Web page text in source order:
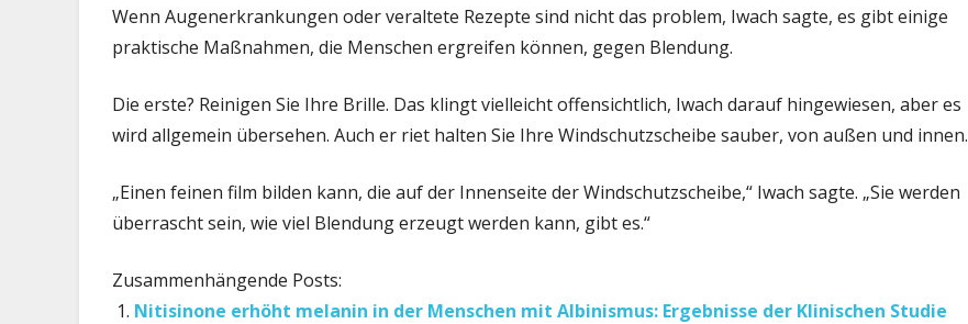
Wenn Augenerkrankungen oder veraltete Rezepte sind nicht das problem, Iwach sagte, es gibt einige
praktische Maßnahmen, die Menschen ergreifen können, gegen Blendung.
Die erste? Reinigen Sie Ihre Brille. Das klingt vielleicht offensichtlich, Iwach darauf hingewiesen, aber es
wird allgemein übersehen. Auch er riet halten Sie Ihre Windschutzscheibe sauber, von außen und innen.
„Einen feinen film bilden kann, die auf der Innenseite der Windschutzscheibe,“ Iwach sagte. „Sie werden
überrascht sein, wie viel Blendung erzeugt werden kann, gibt es.“
Zusammenhängende Posts:
Nitisinone erhöht melanin in der Menschen mit Albinismus: Ergebnisse der Klinischen Studie